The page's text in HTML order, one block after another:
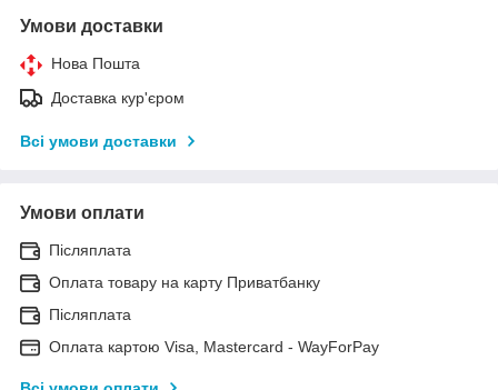
Умови доставки
Нова Пошта
Доставка кур'єром
Всі умови доставки
Умови оплати
Післяплата
Оплата товару на карту Приватбанку
Післяплата
Оплата картою Visa, Mastercard - WayForPay